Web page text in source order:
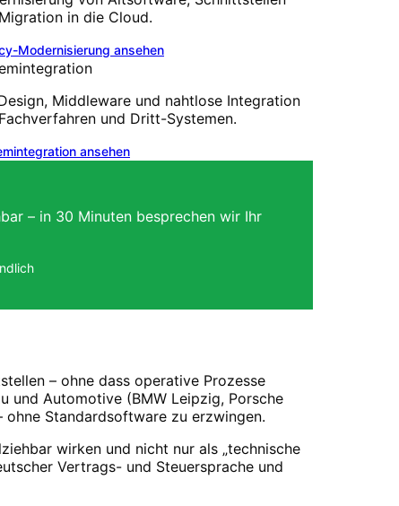
in die Cloud.
Modernisierung ansehen
Middleware und nahtlose Integration
und Dritt-Systemen.
ansehen
– in 30 Minuten besprechen wir Ihr
– ohne dass operative Prozesse
und Automotive (BMW Leipzig, Porsche
Standardsoftware zu erzwingen.
wirken und nicht nur als „technische
Vertrags- und Steuersprache und